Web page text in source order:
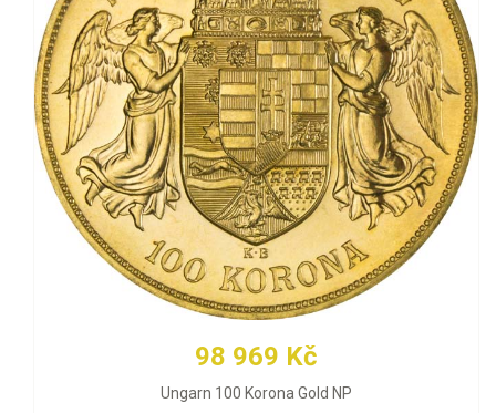
98 969 Kč
Ungarn 100 Korona Gold NP